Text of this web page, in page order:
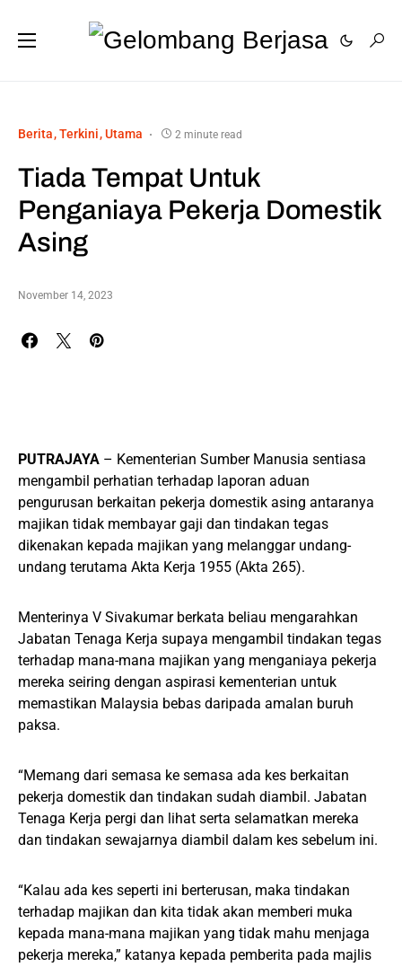
Berita Terkini Utama 2 minute read
Tiada Tempat Untuk
Penganiaya Pekerja Domestik
Asing
November 14, 2023
PUTRAJAYA – Kementerian Sumber Manusia sentiasa
mengambil perhatian terhadap laporan aduan
pengurusan berkaitan pekerja domestik asing antaranya
majikan tidak membayar gaji dan tindakan tegas
dikenakan kepada majikan yang melanggar undang-
undang terutama Akta Kerja 1955 (Akta 265).
Menterinya V Sivakumar berkata beliau mengarahkan
Jabatan Tenaga Kerja supaya mengambil tindakan tegas
terhadap mana-mana majikan yang menganiaya pekerja
mereka seiring dengan aspirasi kementerian untuk
memastikan Malaysia bebas daripada amalan buruh
paksa.
“Memang dari semasa ke semasa ada kes berkaitan
pekerja domestik dan tindakan sudah diambil. Jabatan
Tenaga Kerja pergi dan lihat serta selamatkan mereka
dan tindakan sewajarnya diambil dalam kes sebelum ini.
“Kalau ada kes seperti ini berterusan, maka tindakan
terhadap majikan dan kita tidak akan memberi muka
kepada mana-mana majikan yang tidak mahu menjaga
pekerja mereka,” katanya kepada pemberita pada majlis